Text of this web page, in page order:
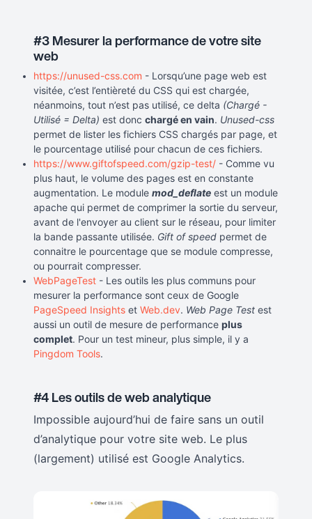
#3 Mesurer la performance de votre site
web
https://unused-css.com - Lorsqu’une page web est
visitée, c’est l’entièreté du CSS qui est chargée,
néanmoins, tout n’est pas utilisé, ce delta (Chargé -
Utilisé = Delta) est donc chargé en vain. Unused-css
permet de lister les fichiers CSS chargés par page, et
le pourcentage utilisé pour chacun de ces fichiers.
https://www.giftofspeed.com/gzip-test/ - Comme vu
plus haut, le volume des pages est en constante
augmentation. Le module mod_deflate est un module
apache qui permet de comprimer la sortie du serveur,
avant de l'envoyer au client sur le réseau, pour limiter
la bande passante utilisée. Gift of speed permet de
connaitre le pourcentage que se module compresse,
ou pourrait compresser.
WebPageTest - Les outils les plus communs pour
mesurer la performance sont ceux de Google
PageSpeed Insights et Web.dev. Web Page Test est
aussi un outil de mesure de performance plus
complet. Pour un test mineur, plus simple, il y a
Pingdom Tools.
#4 Les outils de web analytique
Impossible aujourd’hui de faire sans un outil
d’analytique pour votre site web. Le plus
(largement) utilisé est Google Analytics.